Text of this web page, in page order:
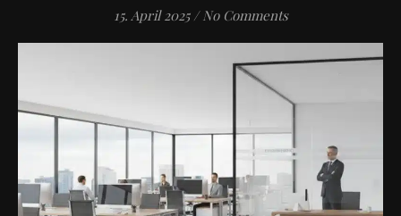
15. April 2025 / No Comments